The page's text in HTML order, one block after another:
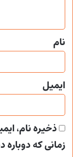
*
نام
ایمیل
ذخیره نام،
زمانی که